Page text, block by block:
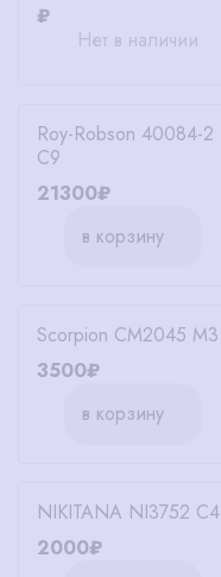
₽
Нет в наличии
Roy-Robson 40084-2
C9
21300₽
в корзину
Scorpion CM2045 M3
3500₽
в корзину
NIKITANA NI3752 C4
2000₽